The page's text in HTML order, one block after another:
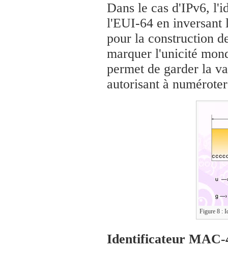
Dans le cas d'IPv6,
l'EUI-64 en
pour la construction
marquer l'unicité
permet de garder la
autorisant à
Figure 8 :
Identificateur MAC-